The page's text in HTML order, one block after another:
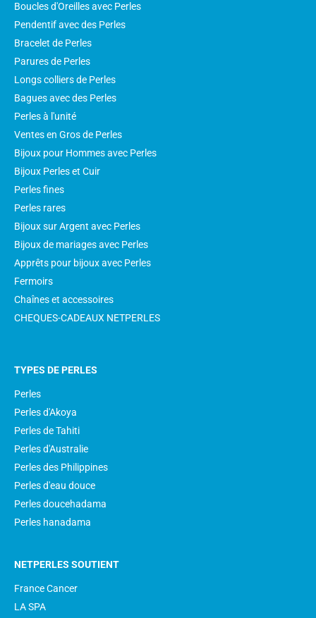
Boucles d'Oreilles avec Perles
Pendentif avec des Perles
Bracelet de Perles
Parures de Perles
Longs colliers de Perles
Bagues avec des Perles
Perles à l'unité
Ventes en Gros de Perles
Bijoux pour Hommes avec Perles
Bijoux Perles et Cuir
Perles fines
Perles rares
Bijoux sur Argent avec Perles
Bijoux de mariages avec Perles
Apprêts pour bijoux avec Perles
Fermoirs
Chaînes et accessoires
CHEQUES-CADEAUX NETPERLES
TYPES DE PERLES
Perles
Perles d'Akoya
Perles de Tahiti
Perles d'Australie
Perles des Philippines
Perles d'eau douce
Perles doucehadama
Perles hanadama
NETPERLES SOUTIENT
France Cancer
LA SPA